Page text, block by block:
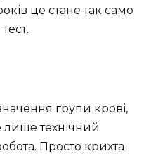
це стане так само
групи крові,
лише технічний
Просто крихта